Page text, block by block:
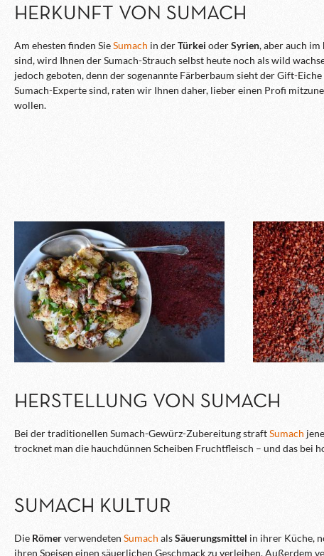
HERKUNFT VON SUMACH
Am ehesten finden SieSumach in derTürkei oderSyrien, aber auch im
sind, wird Ihnen der Sumach-Strauch selbst heute noch als wild
jedoch geboten, denn der sogenannte Färberbaum sieht der Gift-
Sumach-Experte sind, raten wir Ihnen daher, lieber einen Profi
wollen.
HERSTELLUNG VON SUMACH
Bei der traditionellen Sumach-Gewürz-Zubereitung straftSumach
trocknet man die hauchdünnen Scheiben Fruchtfleisch – und das bei
SUMACH KULTUR
Die Römerverwendeten Sumach alsSäuerungsmittel in ihrer Küche,
ihren Speisen einen säuerlichen Geschmack zu verleihen. Außerdem